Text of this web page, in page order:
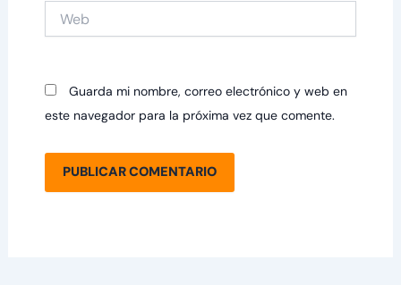
Guarda mi nombre, correo electrónico y web en
este navegador para la próxima vez que comente.